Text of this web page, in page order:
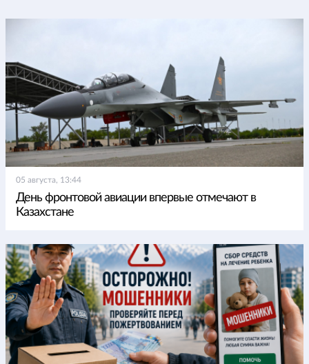
05 августа, 13:44
День фронтовой авиации впервые отмечают в
Казахстане